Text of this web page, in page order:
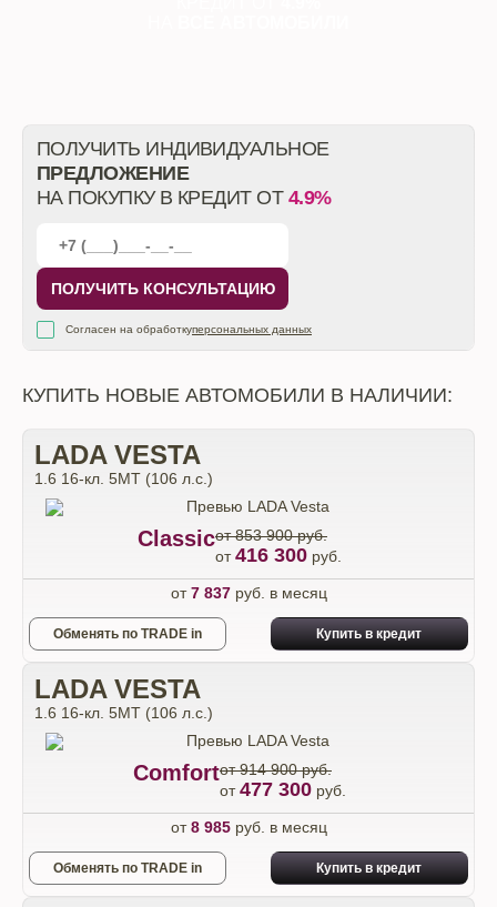
ПОЛУЧИТЬ ИНДИВИДУАЛЬНОЕ
ПРЕДЛОЖЕНИЕ
НА ПОКУПКУ В КРЕДИТ ОТ 4.9%
ПОЛУЧИТЬ КОНСУЛЬТАЦИЮ
Согласен на обработкуперсональных данных
КУПИТЬ НОВЫЕ АВТОМОБИЛИ В НАЛИЧИИ:
LADA VESTA
1.6 16-кл. 5МТ (106 л.с.)
Classicот 853 900 руб.
от416 300 руб.
от7 837руб. в месяц
Обменять по TRADE in Купить в кредит
LADA VESTA
1.6 16-кл. 5МТ (106 л.с.)
Comfortот 914 900 руб.
от477 300 руб.
от8 985руб. в месяц
Обменять по TRADE in Купить в кредит